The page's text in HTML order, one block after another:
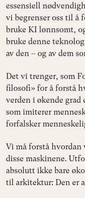
essensiell
vi begrenser oss til å
bruke KI lønnsomt,
bruke denne
av den – og av dem
Det vi trenger, som
filosofi» for å forstå
verden i økende
som imiterer
forfalsker
Vi må forstå hvordan
disse maskinene.
absolutt ikke bare
til arkitektur: Den er